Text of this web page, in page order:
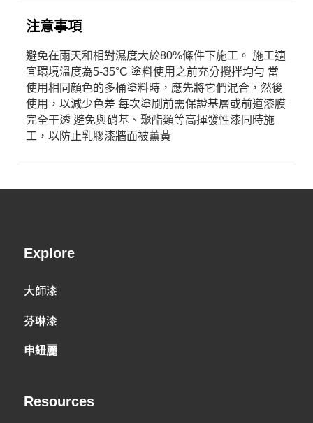
注意事項
避免在雨天和相對濕度大於80%條件下施工。 施工適
宜環境溫度為5-35°C 塗料使用之前充分攪拌均勻 當
使用相同顏色的多桶塗料時，應先將它們混合，然後
使用，以減少色差 每次塗刷前需保證基層或前道漆膜
完全干透 避免與硝基、聚酯類等高揮發性漆同時施
工，以防止乳膠漆牆面被薰黃
Explore
大師漆
芬琳漆
申紐麗
Resources